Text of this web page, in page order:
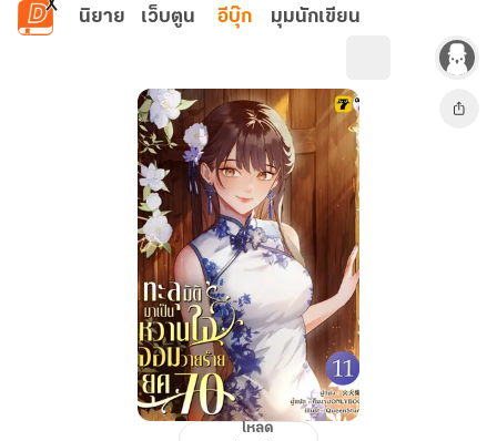
ข้ามไปยังเนื้อหาหลัก
นิยาย เว็บตูน อีบุ๊ก มุมนักเขียน
โหลด